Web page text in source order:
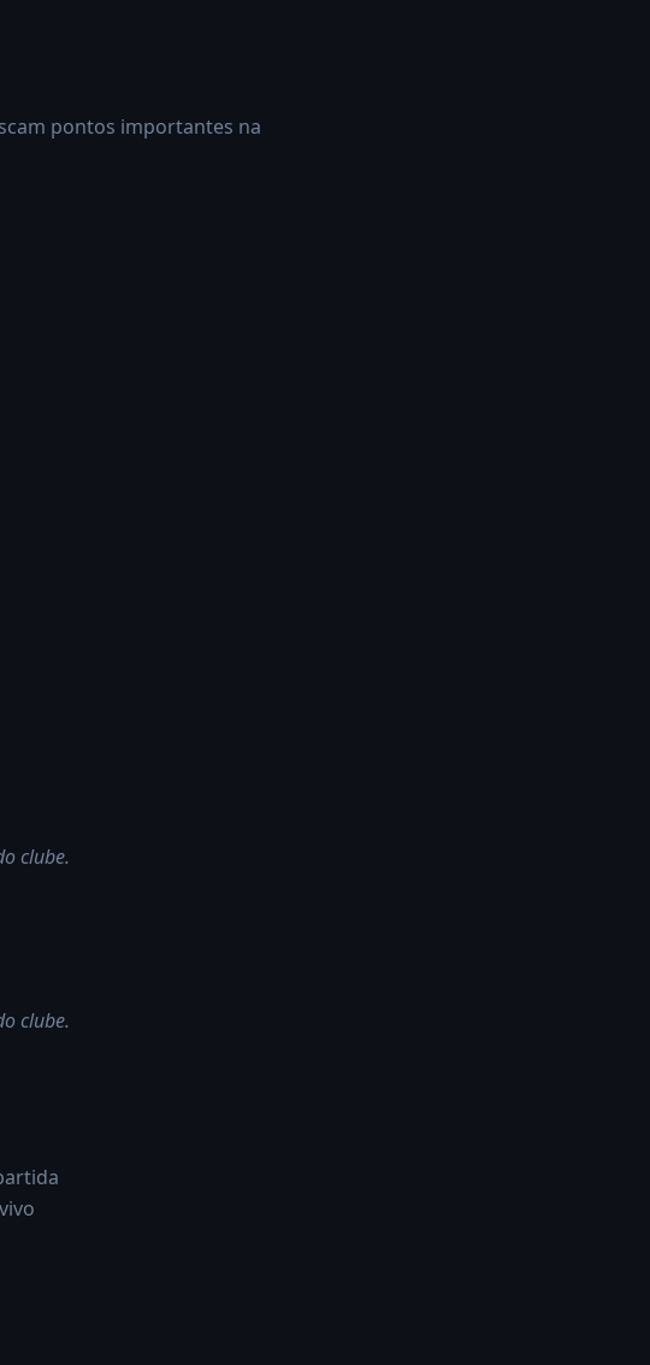
pontos importantes na
clube.
clube.